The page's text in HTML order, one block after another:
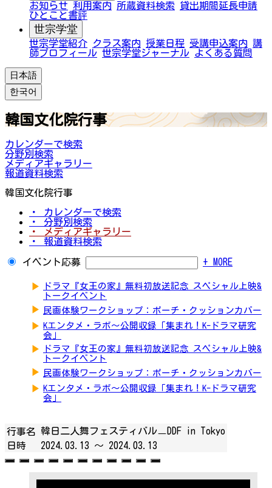
お知らせ 利用案内 所蔵資料検索
貸出期間延長申請
ひとこと書評
世宗学堂
世宗学堂紹介 クラス案内 授業日程 受講申込案内 講
師プロフィール 世宗学堂ジャーナル よくある質問
日本語
한국어
韓国文化院行事
カレンダーで検索
分野別検索
メディアギャラリー
報道資料検索
韓国文化院行事
・ カレンダーで検索
・ 分野別検索
・ メディアギャラリー
・ 報道資料検索
イベント応募 + MORE
▶
ドラマ『女王の家』無料初放送記念 スペシャル上映&
トークイベント
▶ 民画体験ワークショップ：ポーチ・クッションカバー
▶ Kエンタメ・ラボ～公開収録「集まれ！K-ドラマ研究
会」
▶
ドラマ『女王の家』無料初放送記念 スペシャル上映&
トークイベント
▶ 民画体験ワークショップ：ポーチ・クッションカバー
▶ Kエンタメ・ラボ～公開収録「集まれ！K-ドラマ研究
会」
行事名 韓日二人舞フェスティバルㅡDDF in Tokyo
日時
2024.03.13 ～ 2024.03.13